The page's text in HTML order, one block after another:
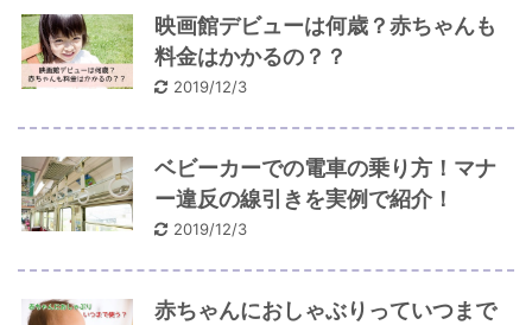
映画館デビューは何歳？赤ちゃんも
料金はかかるの？？
2019/12/3
ベビーカーでの電車の乗り方！マナ
ー違反の線引きを実例で紹介！
2019/12/3
赤ちゃんにおしゃぶりっていつまで